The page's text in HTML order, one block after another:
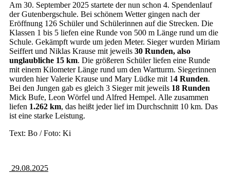
Am 30. September 2025 startete der nun schon 4. Spendenlauf
der Gutenbergschule. Bei schönem Wetter gingen nach der
Eröffnung 126 Schüler und Schülerinnen auf die Strecken. Die
Klassen 1 bis 5 liefen eine Runde von 500 m Länge rund um die
Schule. Gekämpft wurde um jeden Meter. Sieger wurden Miriam
Seiffert und Niklas Krause mit jeweils 30 Runden, also
unglaubliche 15 km. Die größeren Schüler liefen eine Runde
mit einem Kilometer Länge rund um den Wartturm. Siegerinnen
wurden hier Valerie Krause und Mary Lüdke mit 14 Runden.
Bei den Jungen gab es gleich 3 Sieger mit jeweils 18 Runden
Mick Bufe, Leon Wörfel und Alfred Hempel. Alle zusammen
liefen 1.262 km, das heißt jeder lief im Durchschnitt 10 km. Das
ist eine starke Leistung.
Text: Bo / Foto: Ki
29.08.2025